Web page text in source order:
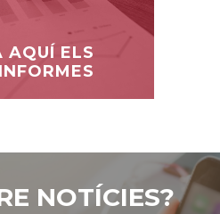
AQUÍ ELS
NOTÍCIES?